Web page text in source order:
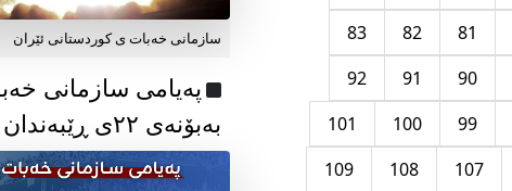
81
82
83
90
91
92
99
100
101
107
108
109
سازمانی خەبات ی کوردستانی ئێران
پەیامی سازمانی
بەبۆنەی ۲۲ی ڕێبەندان